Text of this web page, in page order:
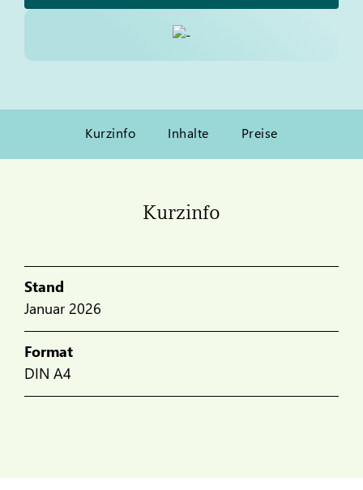
Kurzinfo Inhalte Preise
Kurzinfo
Stand
Januar 2026
Format
DIN A4